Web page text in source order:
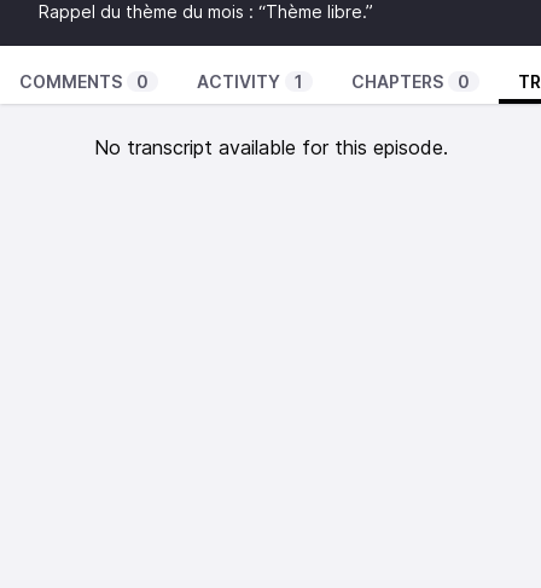
Rappel du thème du mois : “Thème libre.”
COMMENTS 0 ACTIVITY 1 CHAPTERS 0
No transcript available for this episode.